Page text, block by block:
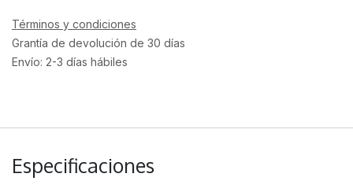
Términos y condiciones
Grantía de devolución de 30 días
Envío: 2-3 días hábiles
Especificaciones